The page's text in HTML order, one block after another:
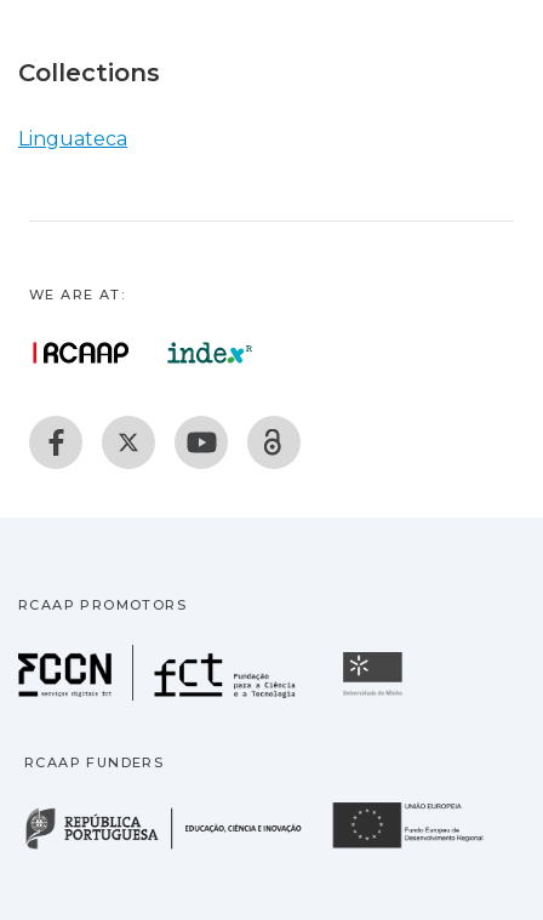
Collections
Linguateca
WE ARE AT:
RCAAP PROMOTORS
Fundação para a
RCAAP FUNDERS
República Portuguesa